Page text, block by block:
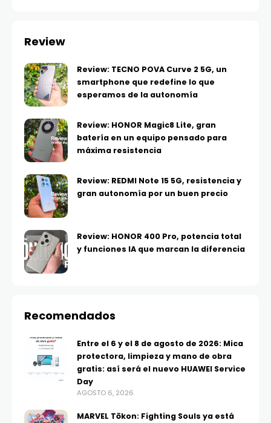
Review
Review: TECNO POVA Curve 2 5G, un
smartphone que redefine lo que
esperamos de la autonomía
Review: HONOR Magic8 Lite, gran
batería en un equipo pensado para
máxima resistencia
Review: REDMI Note 15 5G, resistencia y
gran autonomía por un buen precio
Review: HONOR 400 Pro, potencia total
y funciones IA que marcan la diferencia
Recomendados
Entre el 6 y el 8 de agosto de 2026: Mica
protectora, limpieza y mano de obra
gratis: así será el nuevo HUAWEI Service
Day
AGOSTO 6, 2026
MARVEL Tōkon: Fighting Souls ya está